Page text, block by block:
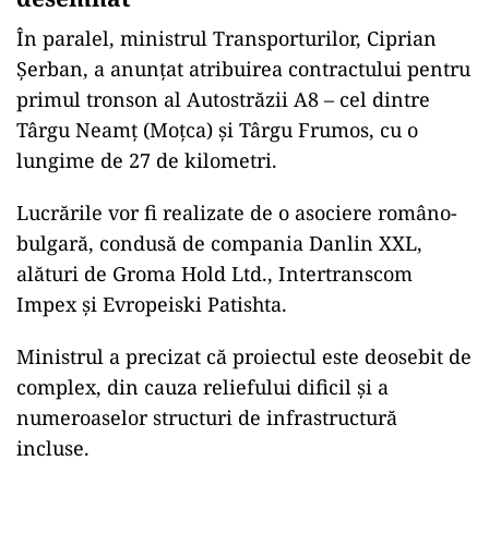
În paralel, ministrul Transporturilor, Ciprian
Șerban, a anunțat atribuirea contractului pentru
primul tronson al Autostrăzii A8 – cel dintre
Târgu Neamț (Moțca) și Târgu Frumos, cu o
lungime de 27 de kilometri.
Lucrările vor fi realizate de o asociere româno-
bulgară, condusă de compania Danlin XXL,
alături de Groma Hold Ltd., Intertranscom
Impex și Evropeiski Patishta.
Ministrul a precizat că proiectul este deosebit de
complex, din cauza reliefului dificil și a
numeroaselor structuri de infrastructură
incluse.